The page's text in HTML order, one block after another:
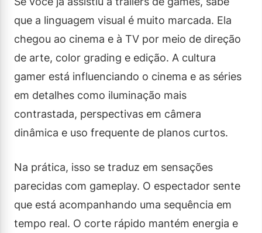
que a linguagem visual é muito marcada. Ela
chegou ao cinema e à TV por meio de direção
de arte, color grading e edição. A cultura
gamer está influenciando o cinema e as séries
em detalhes como iluminação mais
contrastada, perspectivas em câmera
dinâmica e uso frequente de planos curtos.
Na prática, isso se traduz em sensações
parecidas com gameplay. O espectador sente
que está acompanhando uma sequência em
tempo real. O corte rápido mantém energia e